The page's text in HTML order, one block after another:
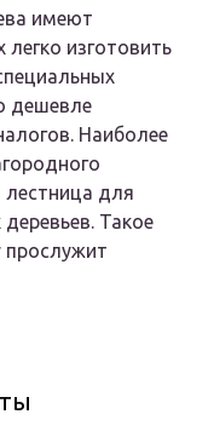
имеют
изготовить
дешевле
Наиболее
лестница для
Такое
прослужит